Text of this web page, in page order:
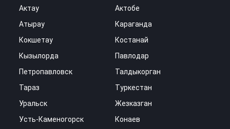
Актау
Актобе
Атырау
Караганда
Кокшетау
Костанай
Кызылорда
Павлодар
Петропавловск
Талдыкорган
Тараз
Туркестан
Уральск
Жезказган
Усть-Каменогорск
Конаев